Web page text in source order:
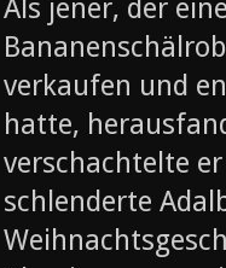
Als jener, der
verkaufen und
hatte,
verschachtelte
schlenderte